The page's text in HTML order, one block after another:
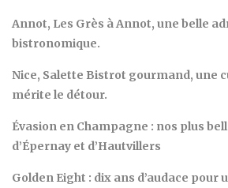
Annot, Les Grès à Annot, une belle
bistronomique.
Nice, Salette Bistrot gourmand, une
mérite le détour.
Évasion en Champagne : nos plus
d’Épernay et d’Hautvillers
Golden Eight : dix ans d’audace pour